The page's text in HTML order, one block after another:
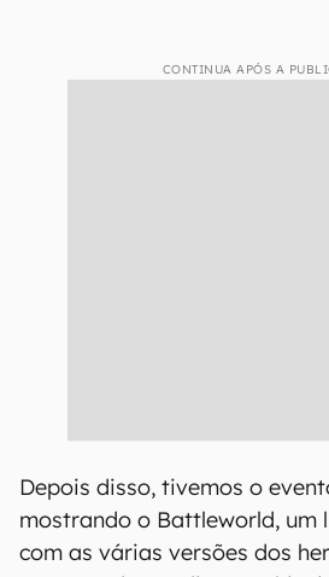
CONTINUA APÓS A
Depois disso, tivemos o
mostrando o Battleworld, um
com as várias versões dos